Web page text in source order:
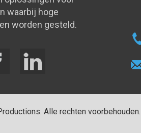
waarbij hoge
worden gesteld.
. Alle rechten voorbehouden.